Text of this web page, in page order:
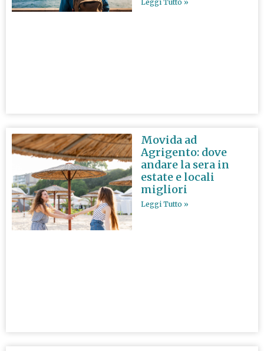
Leggi Tutto »
Movida ad
Agrigento: dove
andare la sera in
estate e locali
migliori
Leggi Tutto »